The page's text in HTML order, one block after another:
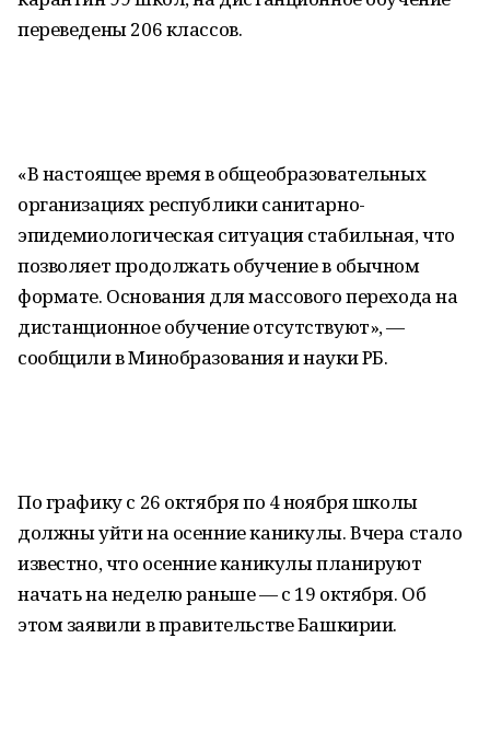
переведены 206 классов.
«В настоящее время в общеобразовательных
организациях республики санитарно-
эпидемиологическая ситуация стабильная, что
позволяет продолжать обучение в обычном
формате. Основания для массового перехода на
дистанционное обучение отсутствуют», —
сообщили в Минобразования и науки РБ.
По графику с 26 октября по 4 ноября школы
должны уйти на осенние каникулы. Вчера стало
известно, что осенние каникулы планируют
начать на неделю раньше — с 19 октября. Об
этом заявили в правительстве Башкирии.